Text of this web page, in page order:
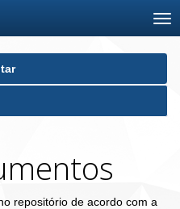
repositório de acordo com a